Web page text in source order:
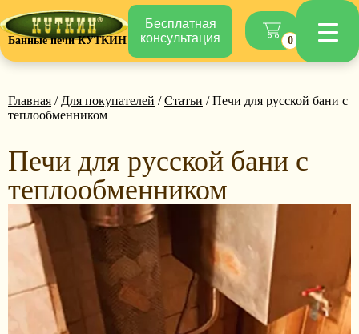
Банные печи КУТКИН
Бесплатная
консультация
0
Главная / Для покупателей /Статьи / Печи для русской бани с
теплообменником
Печи для русской бани с
теплообменником